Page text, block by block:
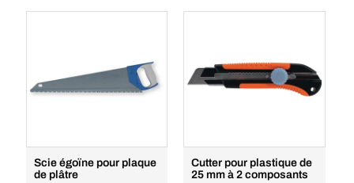
Scie égoïne pour plaque
de plâtre
Cutter pour plastique de
25 mm à 2 composants